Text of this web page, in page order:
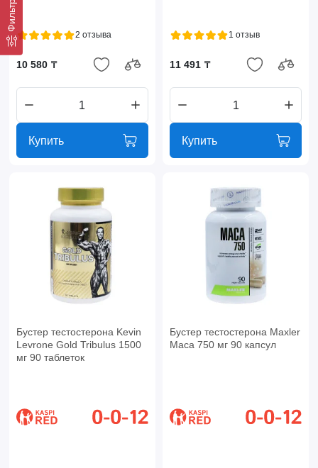
Фильтр
2 отзыва
10 580 ₸
Купить
1 отзыв
11 491 ₸
Купить
Бустер тестостерона Kevin
Levrone Gold Tribulus 1500
мг 90 таблеток
Бустер тестостерона Maxler
Maca 750 мг 90 капсул